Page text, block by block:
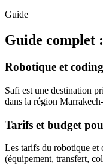
Guide
Guide complet :
Robotique et
Safi est une destination
dans la région
Tarifs et budget
Les tarifs du robotique et
(équipement, transfert,